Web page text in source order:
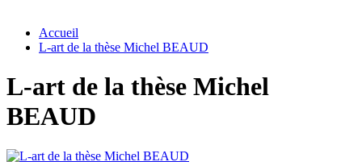
Accueil
L-art de la thèse Michel BEAUD
L-art de la thèse Michel
BEAUD